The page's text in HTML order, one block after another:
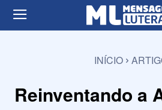
INÍCIO
Reinventando a